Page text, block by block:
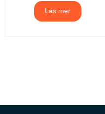
Läs mer